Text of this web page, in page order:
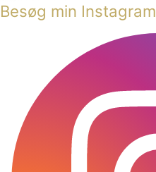
Besøg min Instagram